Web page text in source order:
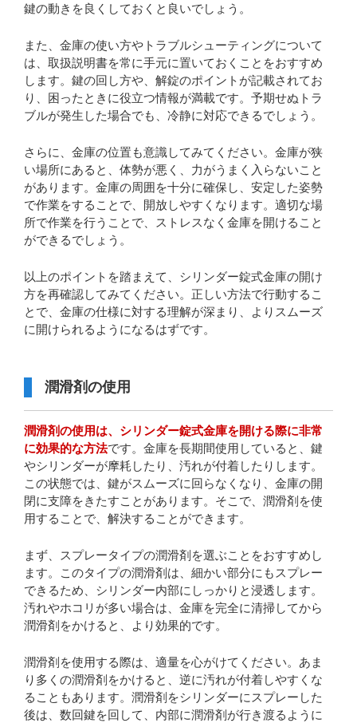
鍵の動きを良くしておくと良いでしょう。
また、金庫の使い方やトラブルシューティングについて
は、取扱説明書を常に手元に置いておくことをおすすめ
します。鍵の回し方や、解錠のポイントが記載されてお
り、困ったときに役立つ情報が満載です。予期せぬトラ
ブルが発生した場合でも、冷静に対応できるでしょう。
さらに、金庫の位置も意識してみてください。金庫が狭
い場所にあると、体勢が悪く、力がうまく入らないこと
があります。金庫の周囲を十分に確保し、安定した姿勢
で作業をすることで、開放しやすくなります。適切な場
所で作業を行うことで、ストレスなく金庫を開けること
ができるでしょう。
以上のポイントを踏まえて、シリンダー錠式金庫の開け
方を再確認してみてください。正しい方法で行動するこ
とで、金庫の仕様に対する理解が深まり、よりスムーズ
に開けられるようになるはずです。
潤滑剤の使用
潤滑剤の使用は、シリンダー錠式金庫を開ける際に非常
に効果的な方法です。金庫を長期間使用していると、鍵
やシリンダーが摩耗したり、汚れが付着したりします。
この状態では、鍵がスムーズに回らなくなり、金庫の開
閉に支障をきたすことがあります。そこで、潤滑剤を使
用することで、解決することができます。
まず、スプレータイプの潤滑剤を選ぶことをおすすめし
ます。このタイプの潤滑剤は、細かい部分にもスプレー
できるため、シリンダー内部にしっかりと浸透します。
汚れやホコリが多い場合は、金庫を完全に清掃してから
潤滑剤をかけると、より効果的です。
潤滑剤を使用する際は、適量を心がけてください。あま
り多くの潤滑剤をかけると、逆に汚れが付着しやすくな
ることもあります。潤滑剤をシリンダーにスプレーした
後は、数回鍵を回して、内部に潤滑剤が行き渡るように